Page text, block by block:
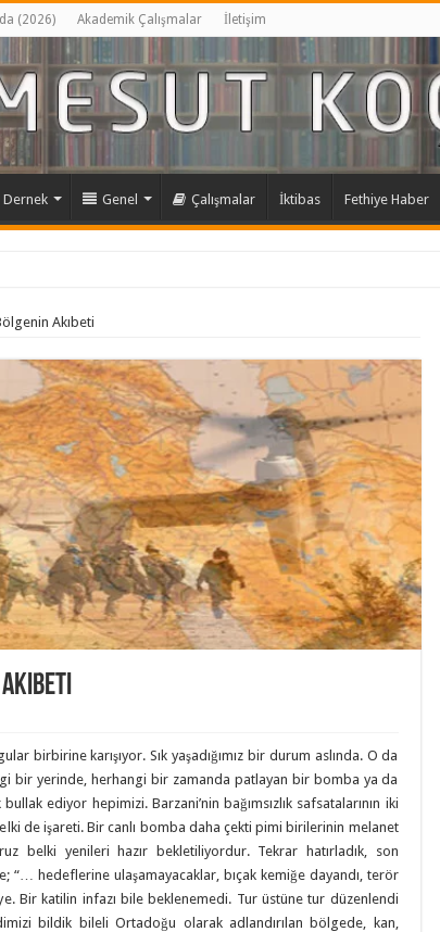
(2026) Akademik Çalışmalar İletişim
Dernek Genel Çalışmalar İktibas Fethiye Haber
Akıbeti
birbirine karışıyor. Sık yaşadığımız bir durum aslında. O da
bir yerinde, herhangi bir zamanda patlayan bir bomba ya da
ediyor hepimizi. Barzani’nin bağımsızlık safsatalarının iki
de işareti. Bir canlı bomba daha çekti pimi birilerinin melanet
belki yenileri hazır bekletiliyordur. Tekrar hatırladık, son
“… hedeflerine ulaşamayacaklar, bıçak kemiğe dayandı, terör
Bir katilin infazı bile beklenemedi. Tur üstüne tur düzenlendi
bildik bileli Ortadoğu olarak adlandırılan bölgede, kan,